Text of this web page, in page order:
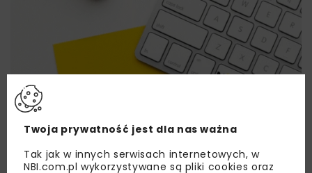
Lubisz wiedzieć więcej?
Twoja prywatność jest dla nas ważna
Tak jak w innych serwisach internetowych, w
NBI.com.pl wykorzystywane są pliki cookies oraz